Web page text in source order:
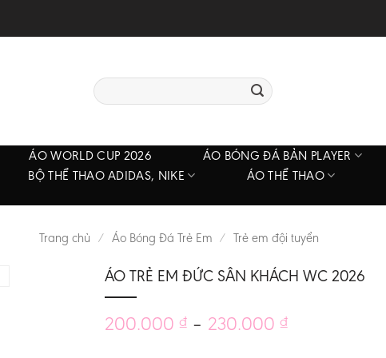
Tìm
kiếm:
ÁO WORLD CUP 2026 ÁO BÓNG ĐÁ BẢN PLAYER
BỘ THỂ THAO ADIDAS, NIKE ÁO THỂ THAO
Trang chủ / Áo Bóng Đá Trẻ Em / Trẻ em đội tuyển
ÁO TRẺ EM ĐỨC SÂN KHÁCH WC 2026
200.000 ₫ – 230.000 ₫Khoảng